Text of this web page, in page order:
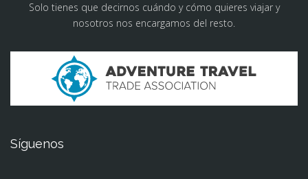
Solo tienes que decirnos cuándo y cómo quieres viajar y
nosotros nos encargamos del resto.
Síguenos